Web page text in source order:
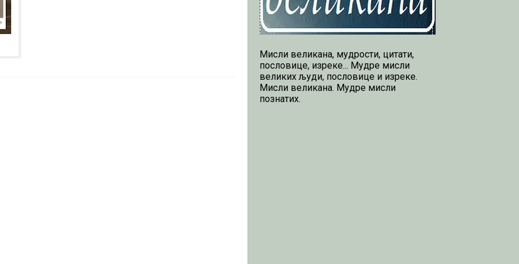
Мисли великана, мудрости, цитати,
пословице, изреке... Мудре мисли
великих људи, пословице и изреке.
Мисли великана. Мудре мисли
познатих.